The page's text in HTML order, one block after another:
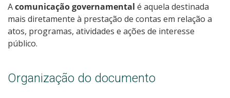
Acomunicação governamental é aquela destinada
mais diretamente à prestação de contas em relação a
atos, programas, atividades e ações de interesse
público.
Organização do documento